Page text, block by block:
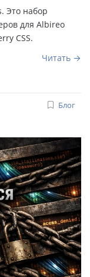
Это набор
для Albireo
CSS.
Читать
Блог